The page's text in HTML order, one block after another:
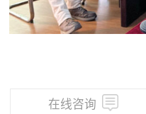
在线咨询